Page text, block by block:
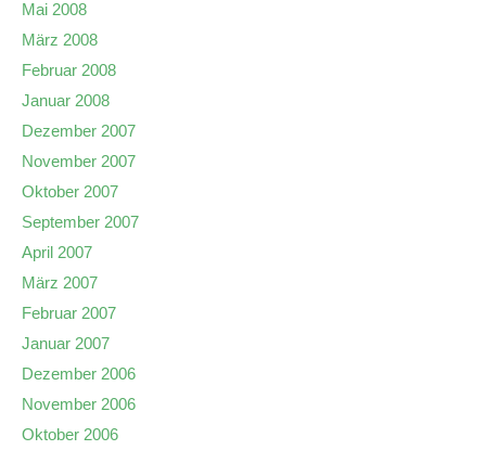
Mai 2008
März 2008
Februar 2008
Januar 2008
Dezember 2007
November 2007
Oktober 2007
September 2007
April 2007
März 2007
Februar 2007
Januar 2007
Dezember 2006
November 2006
Oktober 2006